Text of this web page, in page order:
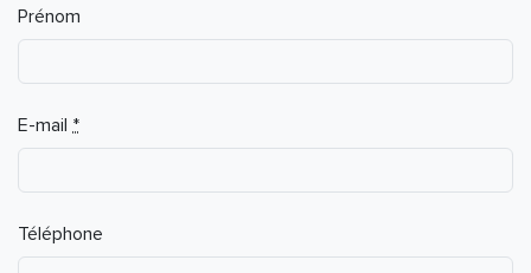
this
field
Prénom
E-mail *
Téléphone